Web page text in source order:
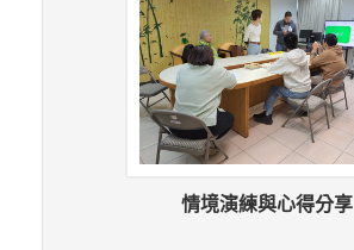
情境演練與心得分享